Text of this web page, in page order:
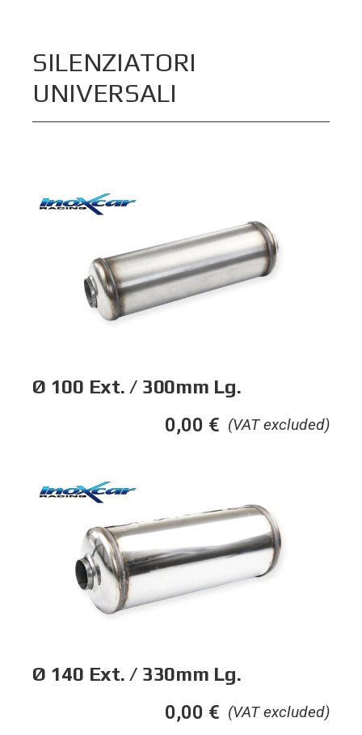
SILENZIATORI
UNIVERSALI
Ø 100 Ext. / 300mm Lg.
(VAT excluded)
0,00 €
Ø 140 Ext. / 330mm Lg.
(VAT excluded)
0,00 €